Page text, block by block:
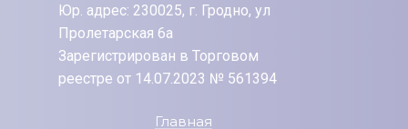
Юр. адрес: 230025, г. Гродно, ул
Пролетарская 6а
Зарегистрирован в Торговом
реестре от 14.07.2023 № 561394
Главная